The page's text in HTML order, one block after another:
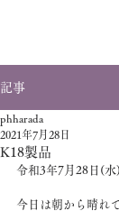
記事
K18製品
phharada
2021年7月28日
令和3年7月28日(水)
今日は朝から晴れ